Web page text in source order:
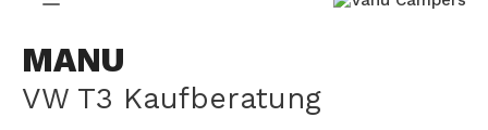
MANU
VW T3 Kaufberatung